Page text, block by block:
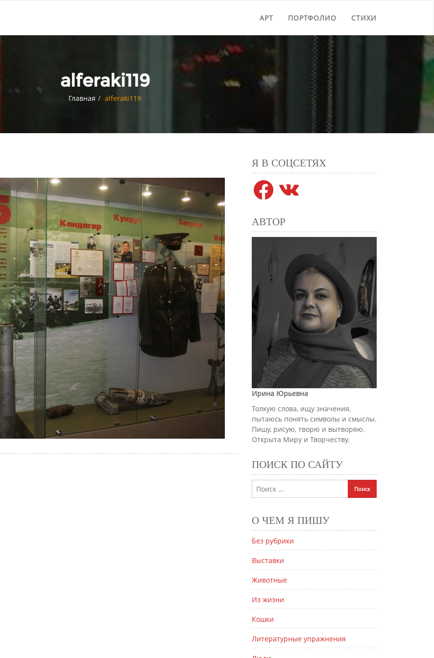
АРТ ПОРТФОЛИО СТИХИ
alferaki119
Главная alferaki119
Я В СОЦСЕТЯХ
Facebook
АВТОР
Ирина Юрьевна
Толкую слова, ищу значения,
пытаюсь понять символы и смыслы.
Пишу, рисую, творю и вытворяю.
Открыта Миру и Творчеству.
ПОИСК ПО САЙТУ
О ЧЕМ Я ПИШУ
Без рубрики
Выставки
Животные
Из жизни
Кошки
Литературные упражнения